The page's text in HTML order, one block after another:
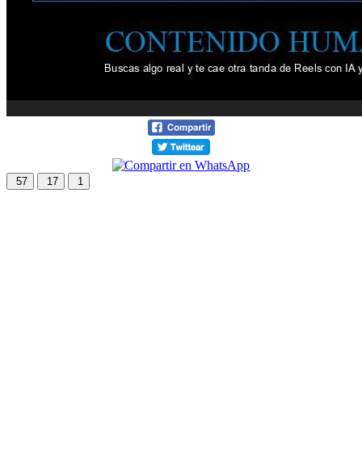
57 17 1